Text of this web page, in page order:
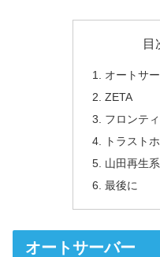
目
オートサ
ZETA
フロンテ
トラスト
山田再生
最後に
オートサーバー